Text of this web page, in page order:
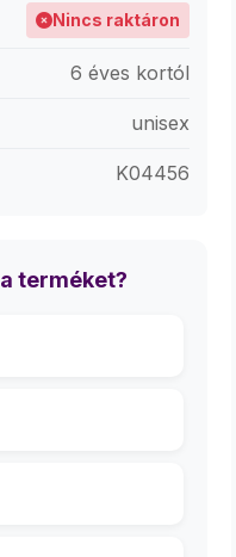
Nincs raktáron
6 éves kortól
unisex
K04456
terméket?